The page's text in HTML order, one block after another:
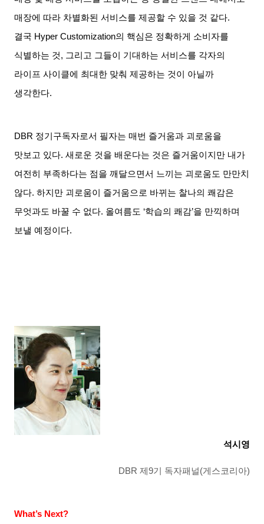
매장에 따라 차별화된 서비스를 제공할 수 있을 것 같다.
결국 Hyper Customization의 핵심은 정확하게 소비자를
식별하는 것, 그리고 그들이 기대하는 서비스를 각자의
라이프 사이클에 최대한 맞춰 제공하는 것이 아닐까
생각한다.
DBR 정기구독자로서 필자는 매번 즐거움과 괴로움을
맛보고 있다.새로운 것을 배운다는 것은 즐거움이지만 내가
여전히 부족하다는 점을 깨달으면서 느끼는 괴로움도 만만치
않다.하지만 괴로움이 즐거움으로 바뀌는 찰나의 쾌감은
무엇과도 바꿀 수 없다. 올여름도 ‘학습의 쾌감’을 만끽하며
보낼 예정이다.
석시영
DBR 제 9기 독자패널(게스코리아)
What’s Next?